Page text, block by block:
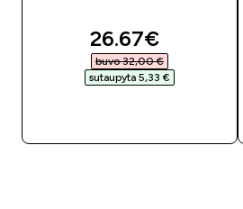
discounted price
26.67€‎
buvo 32,00 €‎
sutaupyta 5,33 €‎